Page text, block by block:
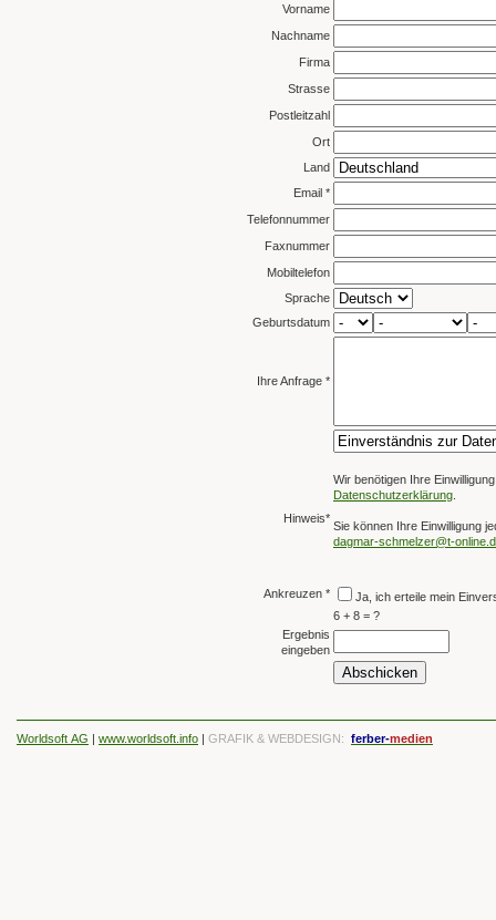
Vorname
Nachname
Firma
Strasse
Postleitzahl
Ort
Land
Email *
Telefonnummer
Faxnummer
Mobiltelefon
Sprache
Geburtsdatum
Ihre Anfrage *
Hinweis*
Wir benötigen Ihre
Datenschutzerklärung
Sie können Ihre Einwilligung
dagmar-schmelzer@t-
Ankreuzen *
Ja, ich erteile mein
6 + 8 = ?
Ergebnis
eingeben
Worldsoft AG | www.worldsoft.info | GRAFIK & WEBDESIGN: ferber-medien